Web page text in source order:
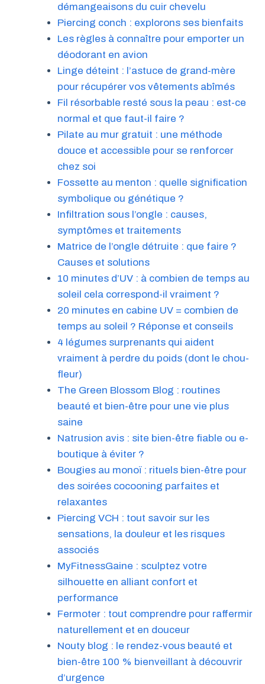
démangeaisons du cuir chevelu
Piercing conch : explorons ses bienfaits
Les règles à connaître pour emporter un
déodorant en avion
Linge déteint : l’astuce de grand-mère
pour récupérer vos vêtements abîmés
Fil résorbable resté sous la peau : est-ce
normal et que faut-il faire ?
Pilate au mur gratuit : une méthode
douce et accessible pour se renforcer
chez soi
Fossette au menton : quelle signification
symbolique ou génétique ?
Infiltration sous l’ongle : causes,
symptômes et traitements
Matrice de l’ongle détruite : que faire ?
Causes et solutions
10 minutes d’UV : à combien de temps au
soleil cela correspond-il vraiment ?
20 minutes en cabine UV = combien de
temps au soleil ? Réponse et conseils
4 légumes surprenants qui aident
vraiment à perdre du poids (dont le chou-
fleur)
The Green Blossom Blog : routines
beauté et bien-être pour une vie plus
saine
Natrusion avis : site bien-être fiable ou e-
boutique à éviter ?
Bougies au monoï : rituels bien-être pour
des soirées cocooning parfaites et
relaxantes
Piercing VCH : tout savoir sur les
sensations, la douleur et les risques
associés
MyFitnessGaine : sculptez votre
silhouette en alliant confort et
performance
Fermoter : tout comprendre pour raffermir
naturellement et en douceur
Nouty blog : le rendez-vous beauté et
bien-être 100 % bienveillant à découvrir
d’urgence